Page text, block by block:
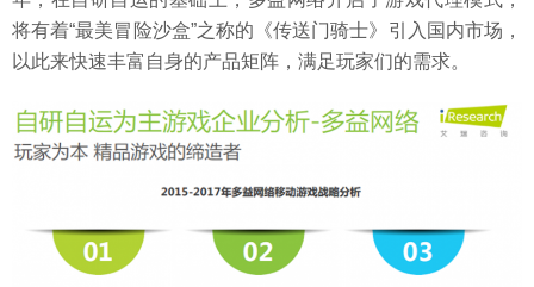
将有着“最美冒险沙盒”之称的《传送门骑士》引入国内市场，
以此来快速丰富自身的产品矩阵，满足玩家们的需求。